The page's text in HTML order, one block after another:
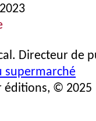
Directeur de
supermarché
éditions, © 2025